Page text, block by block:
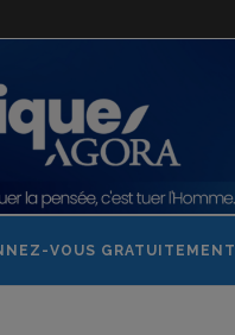
VOUS GRATUITEMENT